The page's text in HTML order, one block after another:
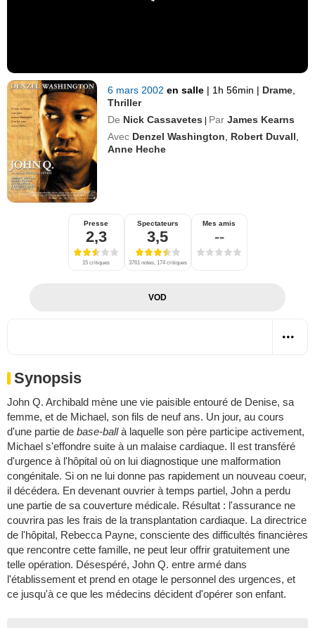
6 mars 2002en salle | 1h 56min | Drame
Thriller
De Nick Cassavetes | Par James Kearns
Avec Denzel Washington Robert Duvall
Anne Heche
Presse
2,3
15 critiques
Spectateurs
3,5
3761 notes, 174 critiques
Mes amis
--
VOD
Synopsis
John Q. Archibald mène une vie paisible entouré de Denise, sa
femme, et de Michael, son fils de neuf ans. Un jour, au cours
d'une partie de base-ballà laquelle son père participe activement,
Michael s'effondre suite à un malaise cardiaque. Il est transféré
d'urgence à l'hôpital où on lui diagnostique une malformation
congénitale. Si on ne lui donne pas rapidement un nouveau coeur,
il décédera. En devenant ouvrier à temps partiel, John a perdu
une partie de sa couverture médicale. Résultat : l'assurance ne
couvrira pas les frais de la transplantation cardiaque. La directrice
de l'hôpital, Rebecca Payne, consciente des difficultés financières
que rencontre cette famille, ne peut leur offrir gratuitement une
telle opération. Désespéré, John Q. entre armé dans
l'établissement et prend en otage le personnel des urgences, et
ce jusqu'à ce que les médecins décident d'opérer son enfant.